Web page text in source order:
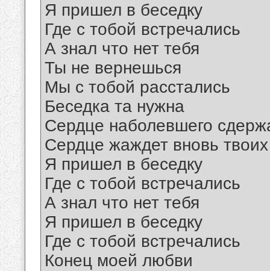
Я пришел в беседку
Где с тобой встречались
А знал что нет тебя
Ты не вернешься
Мы с тобой расстались
Беседка та нужна
Сердце наболевшего
Сердце жаждет вновь
Я пришел в беседку
Где с тобой встречались
А знал что нет тебя
Я пришел в беседку
Где с тобой встречались
Конец моей любви